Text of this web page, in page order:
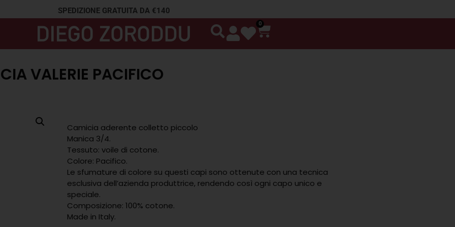
SPEDIZIONE GRATUITA DA €140
0
VALERIE PACIFICO
Camicia aderente colletto piccolo
Manica 3/4.
Tessuto: voile di cotone.
Colore: Pacifico.
Le sfumature di colore su questi capi sono ottenute con una tecnica
esclusiva dell’azienda produttrice, rendendo così ogni capo unico e
speciale.
Composizione: 100% cotone.
Made in Italy.